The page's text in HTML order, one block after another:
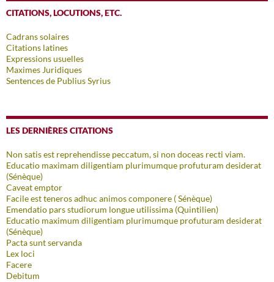
CITATIONS, LOCUTIONS, ETC.
Cadrans solaires
Citations latines
Expressions usuelles
Maximes Juridiques
Sentences de Publius Syrius
LES DERNIÈRES CITATIONS
Non satis est reprehendisse peccatum, si non doceas recti viam.
Educatio maximam diligentiam plurimumque profuturam desiderat
(Sénèque)
Caveat emptor
Facile est teneros adhuc animos componere ( Sénèque)
Emendatio pars studiorum longue utilissima (Quintilien)
Educatio maximum diligentiam plurimumque profuturam desiderat
(Sénèque)
Pacta sunt servanda
Lex loci
Facere
Debitum